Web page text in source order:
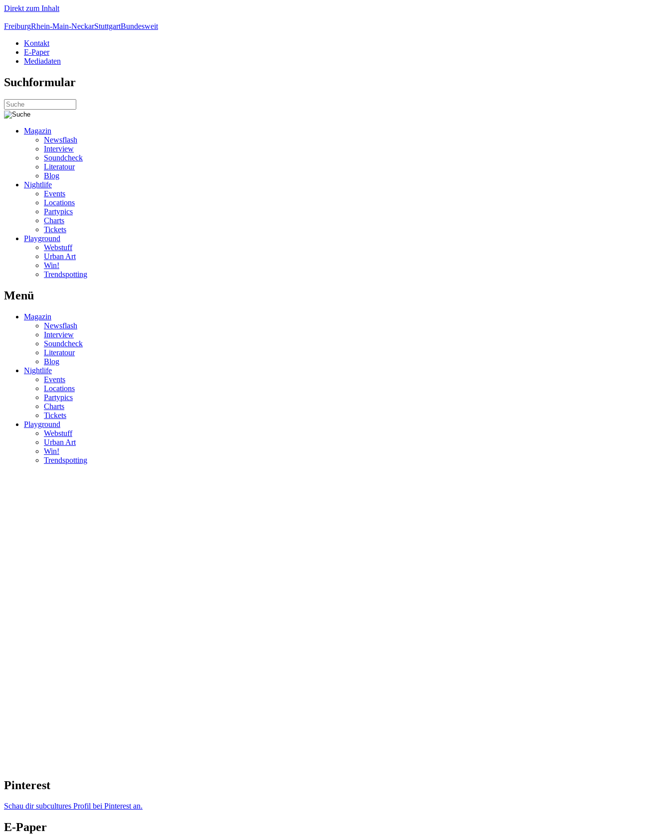
Direkt zum Inhalt
FreiburgRhein-Main-NeckarStuttgartBundesweit
Kontakt
E-Paper
Mediadaten
Suchformular
Magazin
Newsflash
Interview
Soundcheck
Literatour
Blog
Nightlife
Events
Locations
Partypics
Charts
Tickets
Playground
Webstuff
Urban Art
Win!
Trendspotting
Menü
Magazin
Newsflash
Interview
Soundcheck
Literatour
Blog
Nightlife
Events
Locations
Partypics
Charts
Tickets
Playground
Webstuff
Urban Art
Win!
Trendspotting
Pinterest
Schau dir subcultures Profil bei Pinterest an.
E-Paper